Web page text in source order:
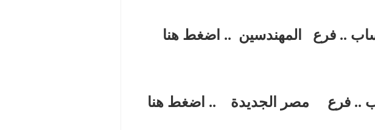
.. فرع المهندسين .. اضغط هنا
.. فرع مصر الجديدة .. اضغط هنا